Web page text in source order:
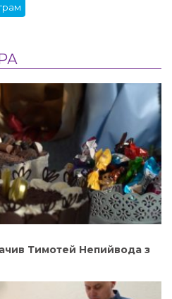
Тимотей Непийвода з